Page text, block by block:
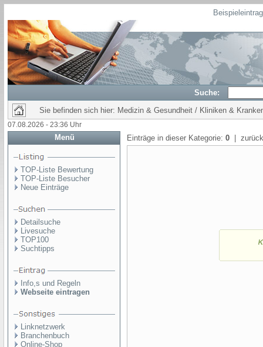
Suche:
Sie befinden sich hier: Medizin & Gesundheit / Kliniken &
07.08.2026 - 23:36 Uhr
Menü
TOP-Liste Bewertung
TOP-Liste Besucher
Neue Einträge
Detailsuche
Livesuche
TOP100
Suchtipps
Info,s und Regeln
Webseite eintragen
Linknetzwerk
Branchenbuch
Online-Shop
Einträge in dieser Kategorie: 0 |